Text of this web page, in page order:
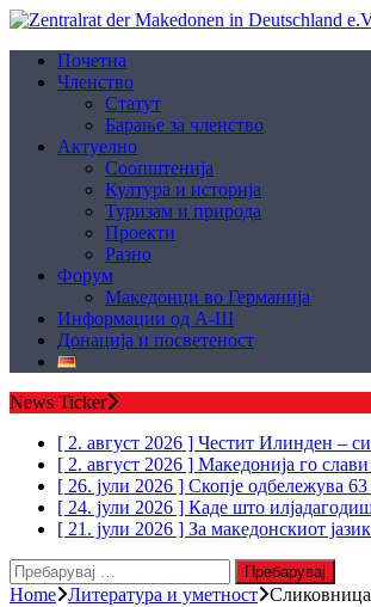
Почетна
Членство
Статут
Барање за членство
Aктуелно
Соопштенија
Култура и историја
Туризам и природа
Проекти
Разно
Форум
Македонци во Германија
Информации од А-Ш
Донација и посветеност
News Ticker
[ 2. август 2026 ] Честит Илинден –
[ 2. август 2026 ] Македонија го
[ 26. јули 2026 ] Скопје одбележува
[ 24. јули 2026 ] Каде што
[ 21. јули 2026 ] За македонскиот
Пребарувај
за:
Home Литература и уметност